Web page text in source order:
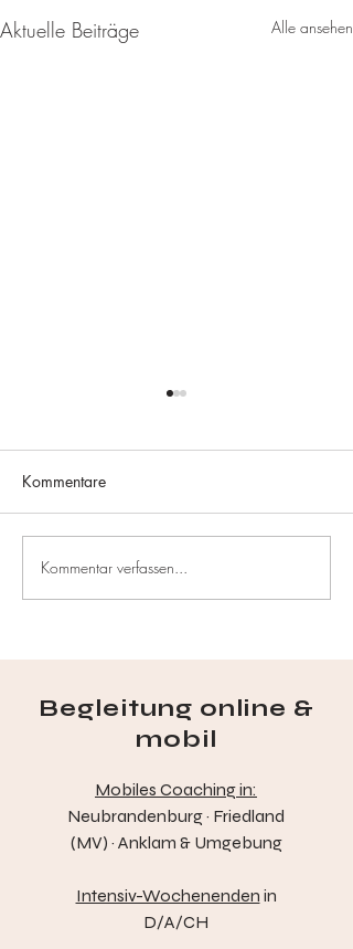
Aktuelle Beiträge Alle ansehen
Social Media Detox:
Weniger Scrollen, mehr
Kommentare
Kommentar verfassen...
Begleitung online &
mobil
Mobiles Coaching in:
Neubrandenburg · Friedland
(MV) · Anklam & Umgebung
Intensiv-Wochenenden in
D/A/CH